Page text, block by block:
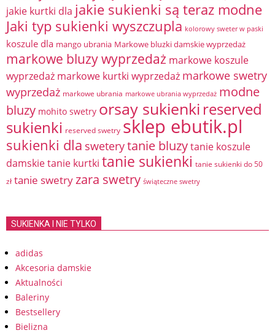
jakie kurtki dla jakie sukienki są teraz modne
Jaki typ sukienki wyszczupla kolorowy sweter w paski
koszule dla mango ubrania Markowe bluzki damskie wyprzedaż
markowe bluzy wyprzedaż markowe koszule
wyprzedaż markowe kurtki wyprzedaż markowe swetry
wyprzedaż markowe ubrania markowe ubrania wyprzedaż modne
bluzy mohito swetry orsay sukienki reserved
sukienki reserved swetry sklep ebutik.pl
sukienki dla sweterytanie bluzytanie koszule
damskietanie kurtki tanie sukienki tanie sukienki do 50
zł tanie swetryzara swetry świąteczne swetry
SUKIENKA I NIE TYLKO
adidas
Akcesoria damskie
Aktualności
Baleriny
Bestsellery
Bielizna